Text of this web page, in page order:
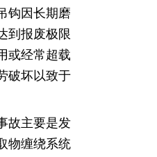
钩因长期磨
到报废极限
或经常超载
破坏以致于
故主要是发
物缠绕系统